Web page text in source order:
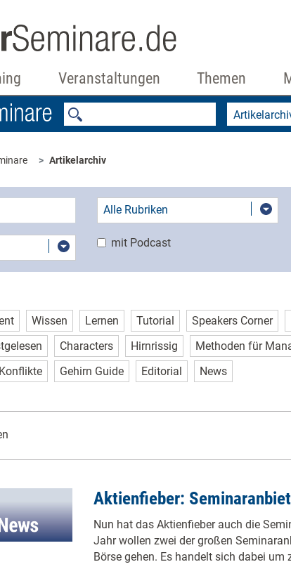
Veranstaltungen Themen
Artikelarchiv
Alle Rubriken
mit Podcast
Wissen Lernen Tutorial Speakers Corner
Characters Hirnrissig Methoden für
Gehirn Guide Editorial News
Aktienfieber:
Nun hat das Aktienfieber auch die
Jahr wollen zwei der großen
Börse gehen. Es handelt sich dabei um